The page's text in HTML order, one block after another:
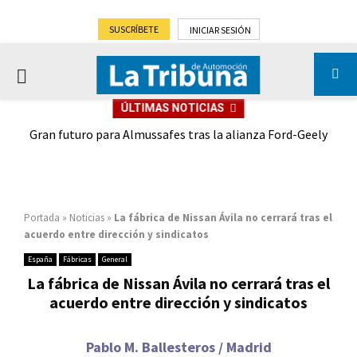
SUSCRÍBETE INICIAR SESIÓN
PRIMARY
ÚLTIMAS NOTICIAS
Gran futuro para Almussafes tras la alianza Ford-Geely
Portada » Noticias » La fábrica de Nissan Ávila no cerrará tras el
acuerdo entre dirección y sindicatos
España Fábricas General
La fábrica de Nissan Ávila no cerrará tras el
acuerdo entre dirección y sindicatos
Pablo M. Ballesteros / Madrid